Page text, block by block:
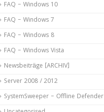
FAQ – Windows 10
FAQ – Windows 7
FAQ – Windows 8
FAQ – Windows Vista
Newsbeiträge [ARCHIV]
Server 2008 / 2012
SystemSweeper – Offline Defender